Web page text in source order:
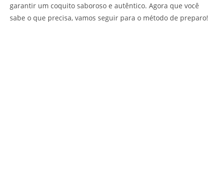
garantir um coquito saboroso e autêntico. Agora que você
sabe o que precisa, vamos seguir para o método de preparo!